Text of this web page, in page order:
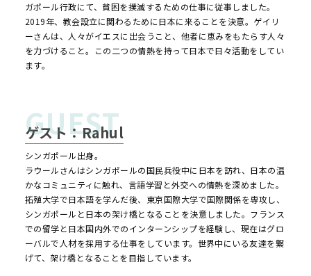
ガポール行政にて、貧困を撲滅するための仕事に従事しました。
2019年、教会設立に関わるために日本に来ることを決意。ゲイリ
ーさんは、人々がイエスに出会うこと、他者に恵みをもたらす人々
を力づけること。この二つの情熱を持って日本で日々活動をしてい
ます。
ゲスト：Rahul
シンガポール出身。
ラウールさんはシンガポールの国民兵役中に日本を訪れ、日本の温
かなコミュニティに触れ、言語学習と外交への情熱を深めました。
拓殖大学で日本語を学んだ後、東京国際大学で国際関係を専攻し、
シンガポールと日本の架け橋となることを決意しました。フランス
での留学と日本国内外でのインターンシップを経験し、現在はグロ
ーバルで人材を採用する仕事をしています。世界中にいる友達を繋
げて、架け橋となることを目指しています。